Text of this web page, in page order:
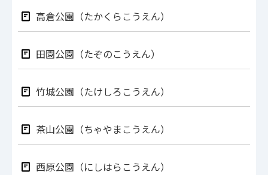
高倉公園（たかくらこうえん）
田園公園（たぞのこうえん）
竹城公園（たけしろこうえん）
茶山公園（ちゃやまこうえん）
西原公園（にしはらこうえん）